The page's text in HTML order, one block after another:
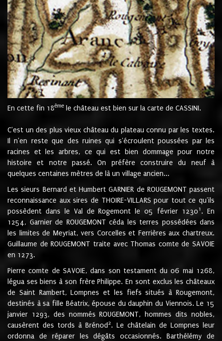
En cette fin 18ème le château est bien sur la carte de CASSINI.
C'est un des plus vieux château du plateau connu par les textes.
Il n'en reste que des ruines qui s'écroulent poussées par les
racines et les arbres, ce qui est bien dommage pour notre
histoire et notre passé. On préfère construire du neuf à
quelques centaines mètres de là un village ancien...
Les sieurs Bernard et Humbert GARNIER de ROUGEMONT passent
reconnaissance aux sires de THOIRE-VILLARS pour tout ce qu'ils
possèdent dans le Val de Rogemont le 05 février 12301 . En
1254, Garnier de ROUGEMONT céda les terres possédées dans
les limites de Meyriat, vers Corcelles et Ferrières aux chartreux.
Guillaume de ROUGEMONT traite avec Thomas comte de SAVOIE
en 1273.
Pierre comte de SAVOIE, dans son testament du 06 mai 1268,
légua ses biens à son frère Philippe. En sont exclus les châteaux
de Saint Rambert, Lompnes et les fiefs situés à Rougemont,
destinés à sa fille Béatrix, épouse du dauphin du Viennois. Le 15
janvier 1293, des nommés ROUGEMONT, hommes dits nobles,
causèrent des tords à Brénod 2. Le châtelain de Lompnes leur
ordonna de réparer les dégâts occasionnés. Barthélémy de